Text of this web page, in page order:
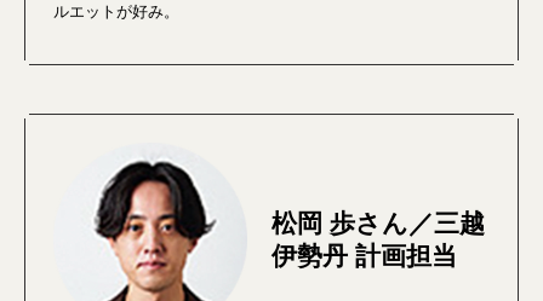
ルエットが好み。
松岡 歩さん／三越
伊勢丹 計画担当